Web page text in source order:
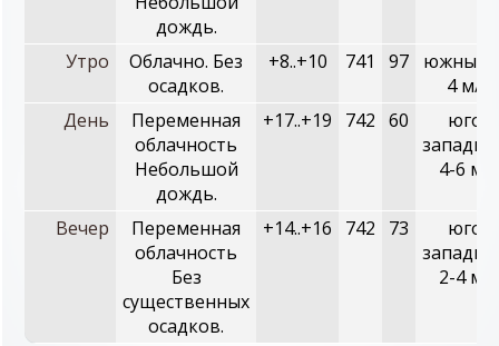
дождь.
Утро
Облачно. Без
осадков.
+8..+10 741 97
южный,
4 м/с
День
Переменная
облачность
Небольшой
дождь.
+17..+19 742 60
юго-
4-6 м/с
Вечер
Переменная
облачность
Без
существенных
осадков.
+14..+16 742 73
юго-
2-4 м/с